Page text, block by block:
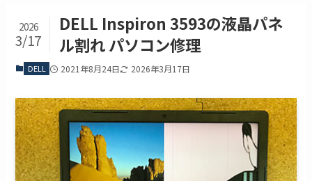
DELL Inspiron 3593の液晶パネ
ル割れ パソコン修理
2026
3/17
DELL 2021年8月24日 2026年3月17日